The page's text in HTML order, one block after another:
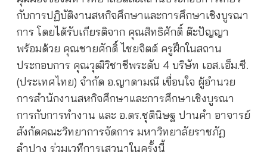
กับการปฏิบัติงานสหกิจศึกษาและการศึกษาเชิงบูรณา
การ โดยได้รับเกียรติจาก คุณสิทธิศักดิ์ ต๊ะปัญญา
พร้อมด้วย คุณชายศักดิ์ ไชยจิตต์ ครูฝึกในสถาน
ประกอบการ คุณวุฒิวิชาชีพระดับ 4 บริษัท เอส.เอ็ม.ซี.
(ประเทศไทย) จำกัด อ.ญาดามณี เขื่อนใจ ผู้อำนวย
การสำนักงานสหกิจศึกษาและการศึกษาเชิงบูรณา
การกับการทำงาน และ อ.ดร.ชุตินิษฐ ปานคำ อาจารย์
สังกัดคณะวิทยาการจัดการ มหาวิทยาลัยราชภัฏ
ลำปาง ร่วมเวทีการเสวนาในครั้งนี้